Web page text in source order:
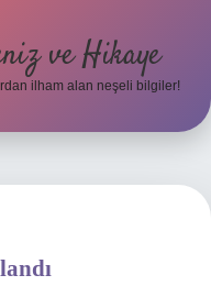
ve Hikaye
ilham alan neşeli bilgiler!